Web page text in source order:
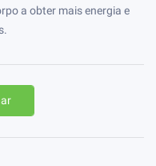
a obter mais energia e